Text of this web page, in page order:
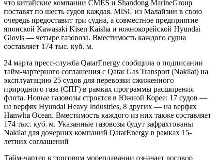
что китайские компании CMES и Shandong MarineGroup
поставят по шесть судов каждая. MISC из Малайзии в свою
очередь предоставит три судна, а совместное предприятие
японской Kawasaki Kisen Kaisha и южнокорейской Hyundai
Glovis — четыре газовоза. Вместимость каждого судна
составляет 174 тыс. куб. м.
24 марта пресс-служба QatarEnergy сообщила о подписании
тайм-чартерного соглашения с Qatar Gas Transport (Nakilat) на
эксплуатацию 25 судов для перевозки сжиженного
природного газа (СПГ) в рамках программы расширения
флота. Новые газовозы строятся в Южной Корее: 17 судов —
на верфях Hyundai Heavy Industries, 8 других — на верфях
Hanwha Ocean. Вместимость каждого из них также составляет
174 тыс. куб. м. Указанные газовозы будут зафрахтованы
Nakilat для дочерних компаний QatarEnergy в рамках 15-
летних соглашений
Тайм-чартер в торговом мореплавании означает договор